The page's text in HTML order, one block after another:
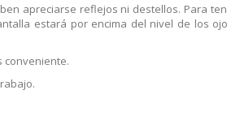
apreciarse reflejos ni destellos. Para
estará por encima del nivel de los
conveniente.